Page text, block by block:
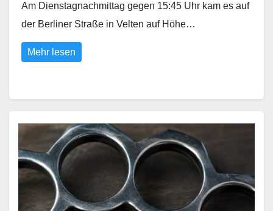
Am Dienstagnachmittag gegen 15:45 Uhr kam es auf
der Berliner Straße in Velten auf Höhe…
Mehr lesen